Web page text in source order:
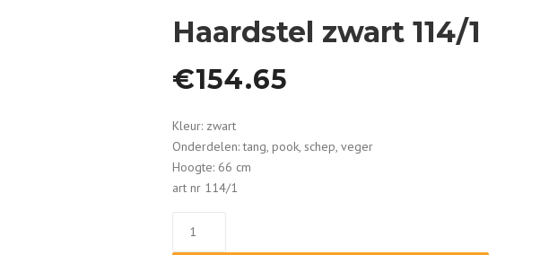
Haardstel zwart 114/1
€154.65
Kleur: zwart
Onderdelen: tang, pook, schep, veger
Hoogte: 66 cm
art nr 114/1
zwart